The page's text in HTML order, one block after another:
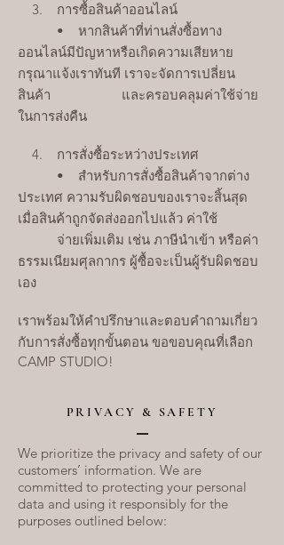
3. การซื้อสินค้าออนไลน์
• หากสินค้าที่ท่านสั่งซื้อทาง
ออนไลน์มีปัญหาหรือเกิดความเสียหาย
กรุณาแจ้งเราทันที เราจะจัดการเปลี่ยน
สินค้า และครอบคลุมค่าใช้จ่าย
ในการส่งคืน
4. การสั่งซื้อระหว่างประเทศ
• สำหรับการสั่งซื้อสินค้าจากต่าง
ประเทศ ความรับผิดชอบของเราจะสิ้นสุด
เมื่อสินค้าถูกจัดส่งออกไปแล้ว ค่าใช้
จ่ายเพิ่มเติม เช่น ภาษีนำเข้า หรือค่า
ธรรมเนียมศุลกากร ผู้ซื้อจะเป็นผู้รับผิดชอบ
เอง
เราพร้อมให้คำปรึกษาและตอบคำถามเกี่ยว
กับการสั่งซื้อทุกขั้นตอน ขอขอบคุณที่เลือก
CAMP STUDIO!
PRIVACY & SAFETY
We prioritize the privacy and safety of our
customers’ information. We are
committed to protecting your personal
data and using it responsibly for the
purposes outlined below: